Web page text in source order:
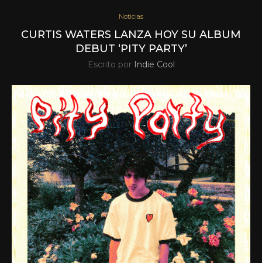
Noticias
CURTIS WATERS LANZA HOY SU ALBUM
DEBUT ‘PITY PARTY’
Escrito por Indie Cool